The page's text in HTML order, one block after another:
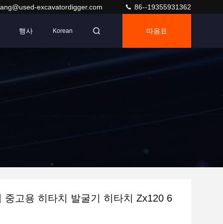
excavatordigger.com 86--19355931362
행사 Korean 따옴표
중고용 히타치 발굴기 히타치 Zx120 6